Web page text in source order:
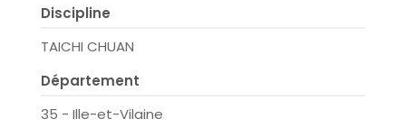
Discipline
TAICHI CHUAN
Département
35 - Ille-et-Vilaine